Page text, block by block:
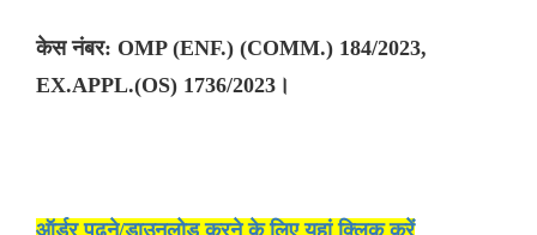
केस नंबर: OMP (ENF.) (COMM.) 184/2023,
EX.APPL.(OS) 1736/2023।